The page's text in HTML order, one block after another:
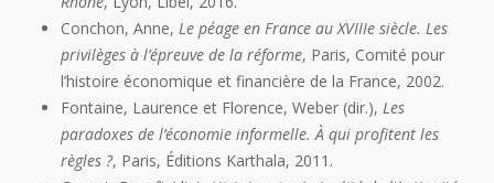
Conchon, Anne, Le péage en France au XVIIIe siècle. Les
privilèges à l’épreuve de la réforme, Paris, Comité pour
l’histoire économique et financière de la France, 2002.
Fontaine, Laurence et Florence, Weber (dir.), Les
paradoxes de l’économie informelle. À qui profitent les
règles ?, Paris, Éditions Karthala, 2011.